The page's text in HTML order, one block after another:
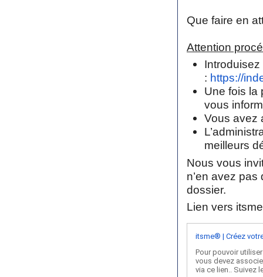
Que faire en
Attention
: https://
Une fois la
vous
Vous avez
meilleurs
Nous vous
n’en avez
dossier.
Lien vers
itsme® | Créez
Pour pouvoir
vous devez
via ce lien.. Suivez